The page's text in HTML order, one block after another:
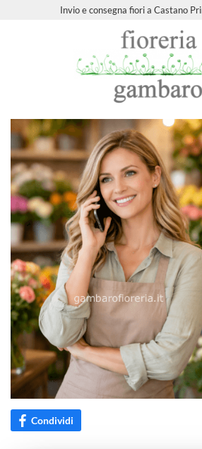
Invio e consegna fiori a Castano
Condividi